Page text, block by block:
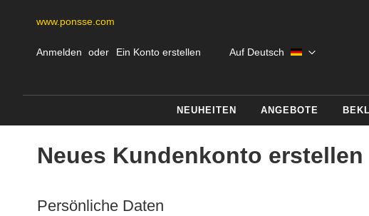
www.ponsse.com
Skip
Anmelden Ein Konto erstellen Sprache
Auf Deutsch
NEUHEITEN ANGEBOTE
Neues Kundenkonto erstellen
Persönliche Daten